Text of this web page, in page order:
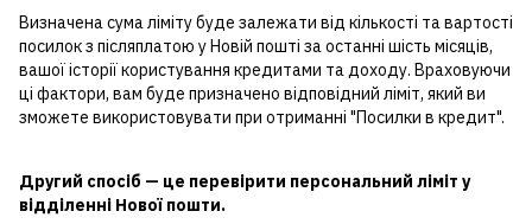
Визначена сума ліміту буде залежати від кількості та вартості
посилок з післяплатою у Новій пошті за останні шість місяців,
вашої історії користування кредитами та доходу. Враховуючи
ці фактори, вам буде призначено відповідний ліміт, який ви
зможете використовувати при отриманні "Посилки в кредит".
Другий спосіб — це перевірити персональний ліміт у
відділенні Нової пошти.